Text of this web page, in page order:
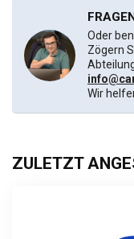
Oder
Zögern
Wir
ZULETZT